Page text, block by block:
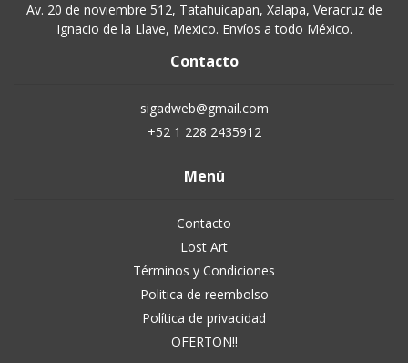
Av. 20 de noviembre 512, Tatahuicapan, Xalapa, Veracruz de
Ignacio de la Llave, Mexico. Envíos a todo México.
Contacto
sigadweb@gmail.com
+52 1 228 2435912
Menú
Contacto
Lost Art
Términos y Condiciones
Politica de reembolso
Política de privacidad
OFERTON!!